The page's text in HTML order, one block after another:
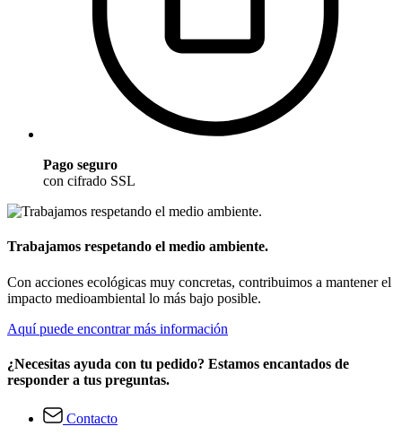
Pago seguro
con cifrado SSL
Trabajamos respetando el medio ambiente.
Con acciones ecológicas muy concretas, contribuimos a mantener el
impacto medioambiental lo más bajo posible.
Aquí puede encontrar más información
¿Necesitas ayuda con tu pedido? Estamos encantados de
responder a tus preguntas.
Contacto